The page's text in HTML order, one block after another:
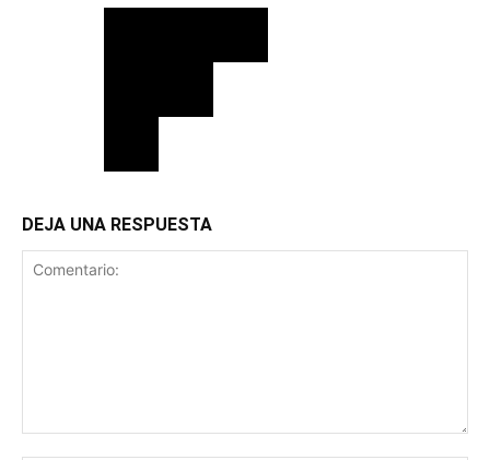
DEJA UNA RESPUESTA